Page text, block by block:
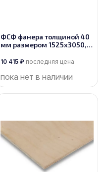
ФСФ фанера толщиной 40
мм размером 1525х3050,
10 415 ₽ последняя цена
пока нет в наличии